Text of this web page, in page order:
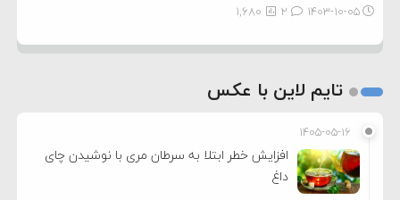
۱۴۰۳-۱۰-۰۵ 1,680
تایم لاین با عکس
۱۴۰۵-۰۵-۱۶
افزایش خطر ابتلا به سرطان مری با نوشیدن چای
داغ